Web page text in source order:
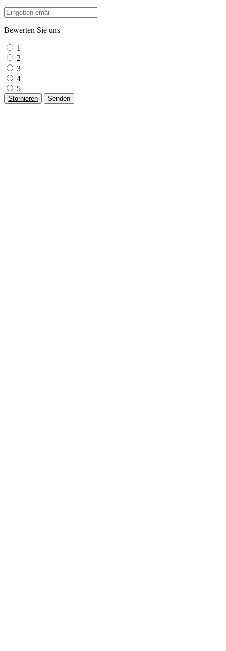
Bewerten Sie uns
1
2
3
4
5
Stornieren Senden